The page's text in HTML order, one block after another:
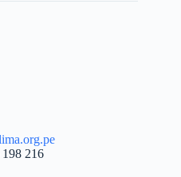
216